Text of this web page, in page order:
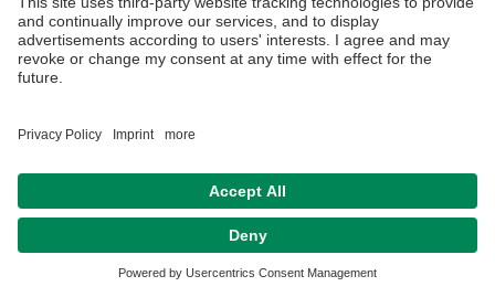
Datenschutzerklärung Impressum Hausordnung Sitemap
Barrierefreiheitserklärung